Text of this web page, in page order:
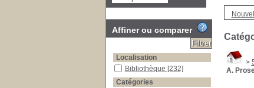
>
A.
Affiner ou comparer
Localisation
Bibliothèque [232]
Catégories